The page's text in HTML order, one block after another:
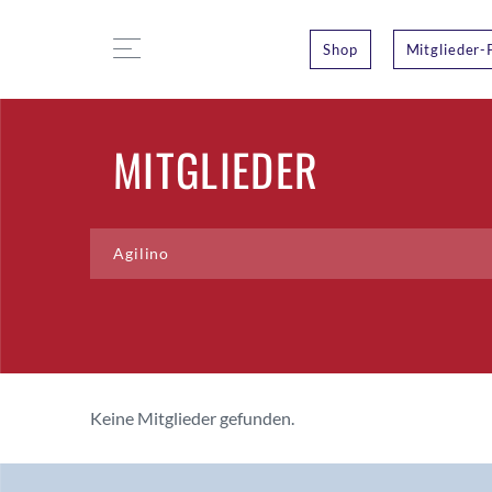
Shop Mitglieder-
MITGLIEDER
Keine Mitglieder gefunden.